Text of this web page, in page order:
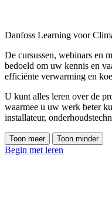
Danfoss Learning voor
De cursussen, webinars en
bedoeld om uw kennis en
efficiënte verwarming en
U kunt alles leren over de
waarmee u uw werk beter
installateur,
Toon meer Toon minder
Begin met leren